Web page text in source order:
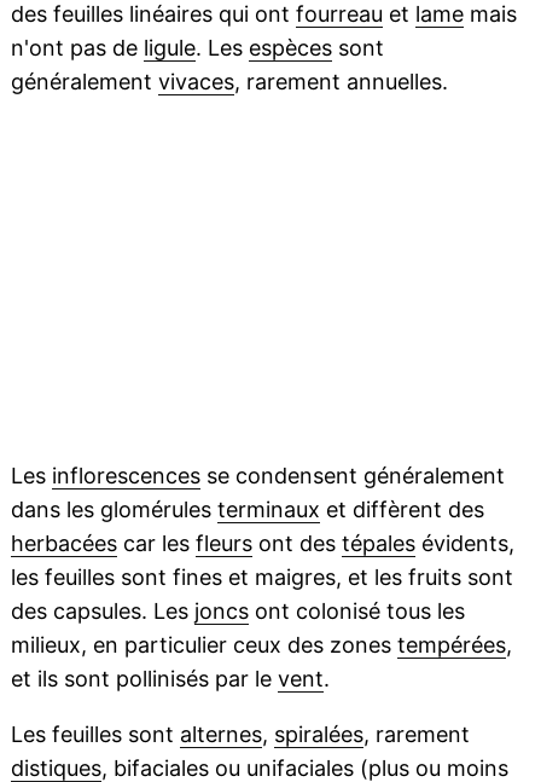
des feuilles linéaires qui ont fourreau et lamemais
n'ont pas de ligule. Les espècessont
généralement vivaces, rarement annuelles.
Les inflorescencesse condensent généralement
dans les glomérules terminaux et diffèrent des
herbacéescar les fleursont des tépalesévidents,
les feuilles sont fines et maigres, et les fruits sont
des capsules. Les joncsont colonisé tous les
milieux, en particulier ceux des zones tempérées,
et ils sont pollinisés par le vent.
Les feuilles sont alternes, spiralées, rarement
distiques, bifaciales ou unifaciales (plus ou moins